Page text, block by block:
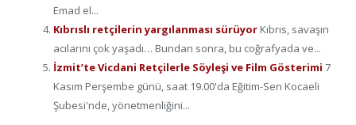
Emad el...
Kıbrıslı retçilerin yargılanması sürüyor Kıbrıs, savaşın
acılarını çok yaşadı… Bundan sonra, bu coğrafyada ve...
İzmit’te Vicdani Retçilerle Söyleşi ve Film Gösterimi 7
Kasım Perşembe günü, saat 19.00'da Eğitim-Sen Kocaeli
Şubesi'nde, yönetmenliğini...